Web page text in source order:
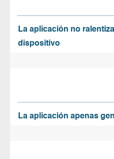
La aplicación no
dispositivo
La aplicación apenas